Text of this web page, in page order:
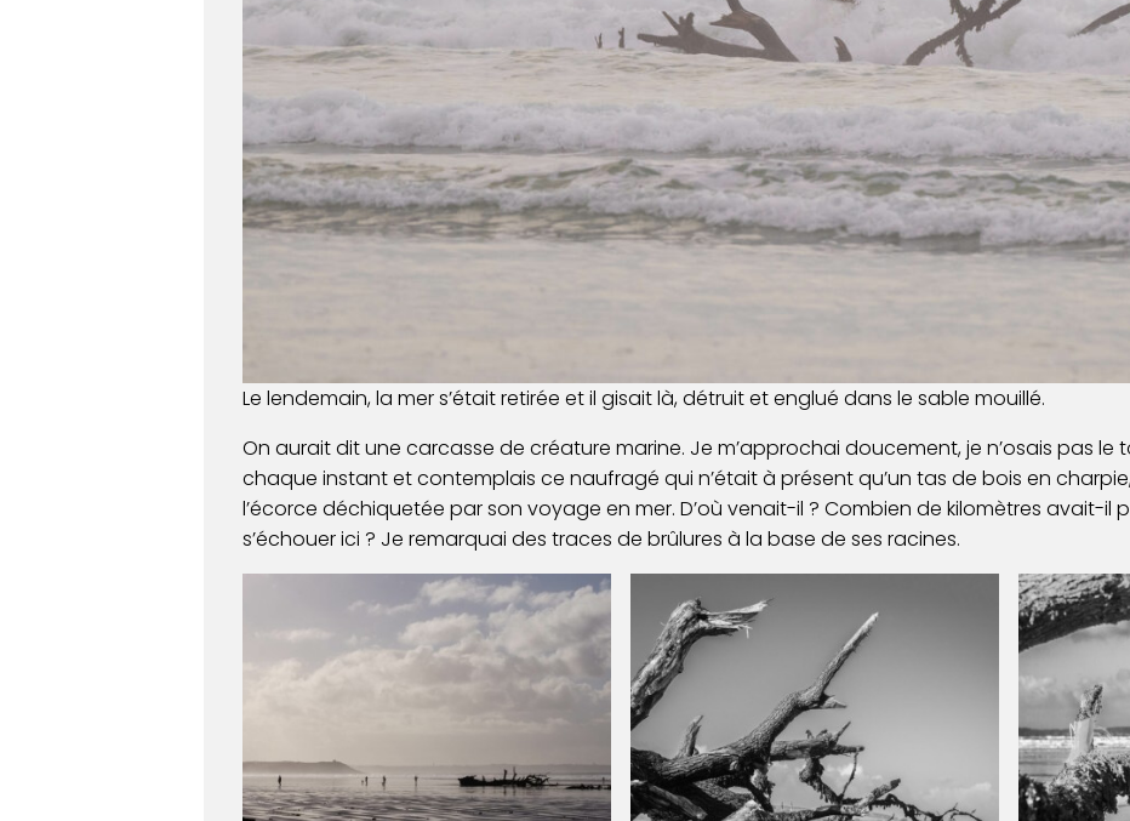
Le lendemain, la mer s’était retirée et il gisait là, détruit et englué dans le sable mouillé.
On aurait dit une carcasse de créature marine. Je m’approchai doucement, je n’osais pas le
chaque instant et contemplais ce naufragé qui n’était à présent qu’un tas de bois en
l’écorce déchiquetée par son voyage en mer. D’où venait-il ? Combien de kilomètres avait-il
s’échouer ici ? Je remarquai des traces de brûlures à la base de ses racines.